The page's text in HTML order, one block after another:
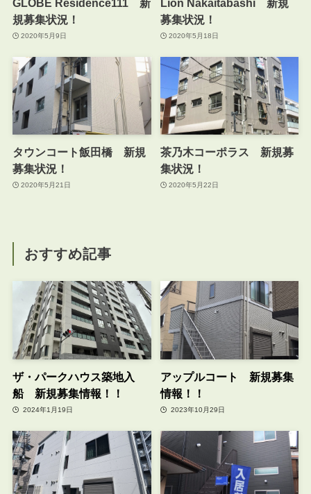
規募集状況！
2020年5月9日
募集状況！
2020年5月18日
タウンコート飯田橋 新規
募集状況！
2020年5月21日
茶乃木コーポラス 新規募
集状況！
2020年5月22日
おすすめ記事
ザ・パークハウス築地入
船 新規募集情報！！
2024年1月19日
アップルコート 新規募集
情報！！
2023年10月29日